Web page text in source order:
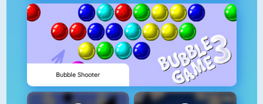
Bubble Shooter